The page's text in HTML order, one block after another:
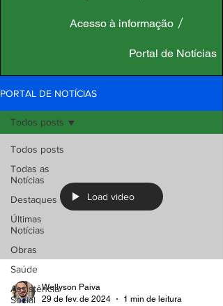
Acesso à informação
Portal de Notícias
PORTAL DE NOTÍCIAS
Todos posts
Todas as
Notícias
Destaques
Últimas
Notícias
Obras
Saúde
Assistência
Social
Todos posts
Load video
Wellyson Paiva
29 de fev. de 2024
1 min de leitura